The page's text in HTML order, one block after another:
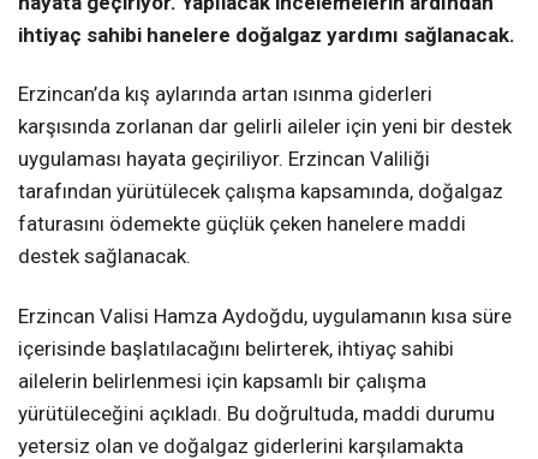
ihtiyaç sahibi hanelere doğalgaz yardımı sağlanacak.
Erzincan’da kış aylarında artan ısınma giderleri
karşısında zorlanan dar gelirli aileler için yeni bir destek
uygulaması hayata geçiriliyor. Erzincan Valiliği
tarafından yürütülecek çalışma kapsamında, doğalgaz
faturasını ödemekte güçlük çeken hanelere maddi
destek sağlanacak.
Erzincan Valisi Hamza Aydoğdu, uygulamanın kısa süre
içerisinde başlatılacağını belirterek, ihtiyaç sahibi
ailelerin belirlenmesi için kapsamlı bir çalışma
yürütüleceğini açıkladı. Bu doğrultuda, maddi durumu
yetersiz olan ve doğalgaz giderlerini karşılamakta